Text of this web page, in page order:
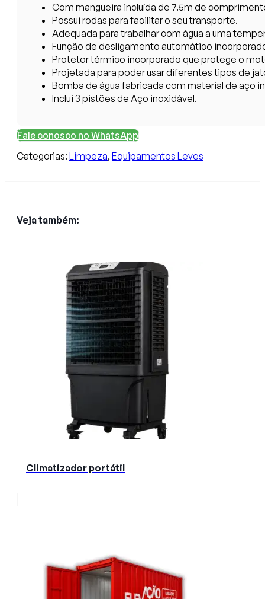
Com mangueira incluída de 7.5m de
Possui rodas para facilitar o seu transporte.
Adequada para trabalhar com água a uma
Função de desligamento automático
Protetor térmico incorporado que protege o
Projetada para poder usar diferentes tipos de
Bomba de água fabricada com material de aço
Inclui 3 pistões de Aço inoxidável.
Fale conosco no WhatsApp
Categorias: Limpeza, Equipamentos Leves
Veja também:
Climatizador portátil